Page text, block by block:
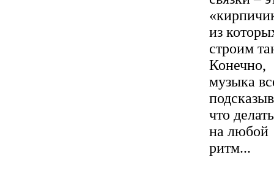
из
строим
Конечно,
музыка
что
на любой
ритм...